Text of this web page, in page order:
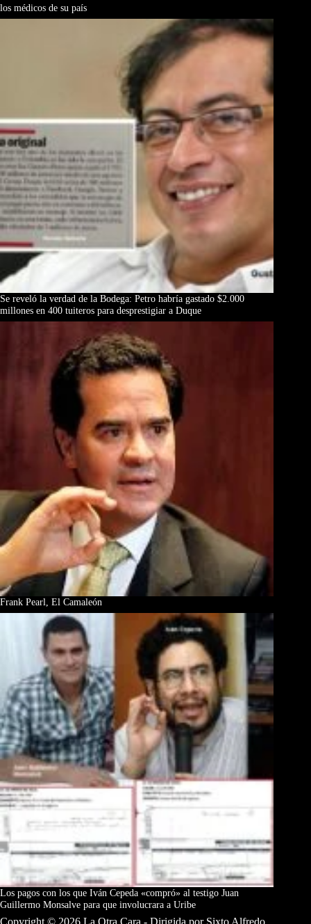
los médicos de su país
Se reveló la verdad de la Bodega: Petro habría gastado $2.000
millones en 400 tuiteros para desprestigiar a Duque
Frank Pearl, El Camaleón
Los pagos con los que Iván Cepeda «compró» al testigo Juan
Guillermo Monsalve para que involucrara a Uribe
Copyright © 2026 La Otra Cara - Dirigida por Sixto Alfredo